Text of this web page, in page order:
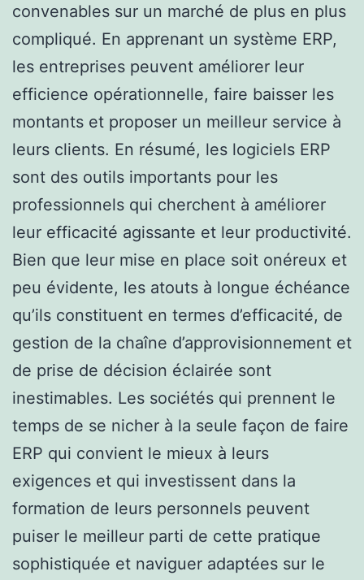
convenables sur un marché de plus en plus
compliqué. En apprenant un système ERP,
les entreprises peuvent améliorer leur
efficience opérationnelle, faire baisser les
montants et proposer un meilleur service à
leurs clients. En résumé, les logiciels ERP
sont des outils importants pour les
professionnels qui cherchent à améliorer
leur efficacité agissante et leur productivité.
Bien que leur mise en place soit onéreux et
peu évidente, les atouts à longue échéance
qu’ils constituent en termes d’efficacité, de
gestion de la chaîne d’approvisionnement et
de prise de décision éclairée sont
inestimables. Les sociétés qui prennent le
temps de se nicher à la seule façon de faire
ERP qui convient le mieux à leurs
exigences et qui investissent dans la
formation de leurs personnels peuvent
puiser le meilleur parti de cette pratique
sophistiquée et naviguer adaptées sur le